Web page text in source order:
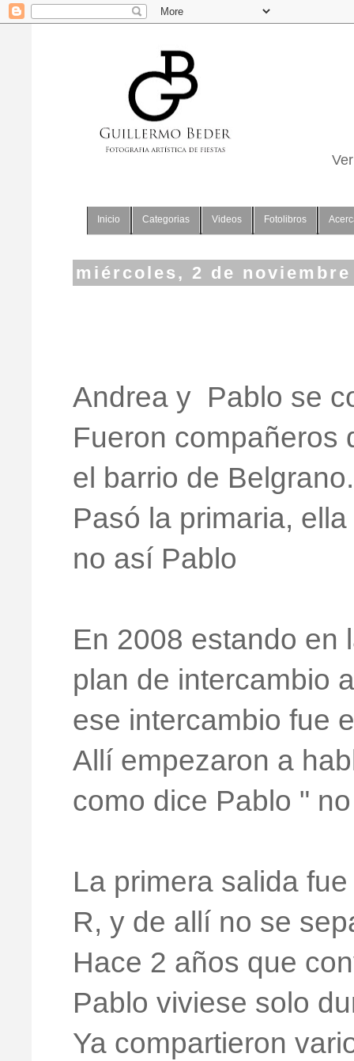
Inicio Categorias Videos Fotolibros
miércoles, 2 de noviembre
Andrea y Pablo se
Fueron compañeros
el barrio de Belgrano.
Pasó la primaria,
no así Pablo
En 2008 estando
plan de intercambio
ese intercambio fue
Allí empezaron a
como dice Pablo "
La primera salida
R, y de allí no se
Hace 2 años que
Pablo viviese solo
Ya compartieron